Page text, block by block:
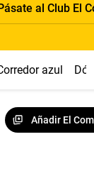
al Club El
azul Dólar
Añadir El